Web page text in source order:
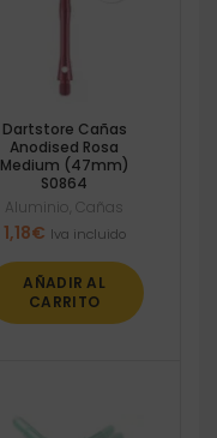
Dartstore Cañas
Anodised Rosa
Medium (47mm)
S0864
Aluminio ,Cañas
1,18€ Iva incluido
AÑADIR AL
CARRITO